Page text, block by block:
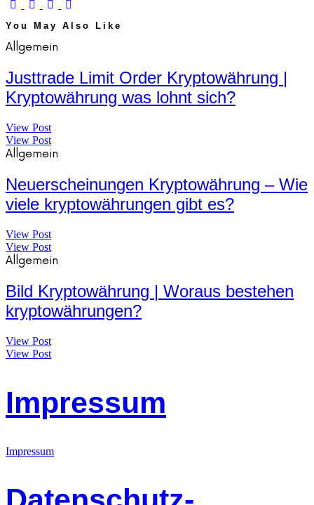
You May Also Like
Allgemein
Justtrade Limit Order Kryptowährung |
Kryptowährung was lohnt sich?
View Post
View Post
Allgemein
Neuerscheinungen Kryptowährung – Wie
viele kryptowährungen gibt es?
View Post
View Post
Allgemein
Bild Kryptowährung | Woraus bestehen
kryptowährungen?
View Post
View Post
Impressum
Impressum